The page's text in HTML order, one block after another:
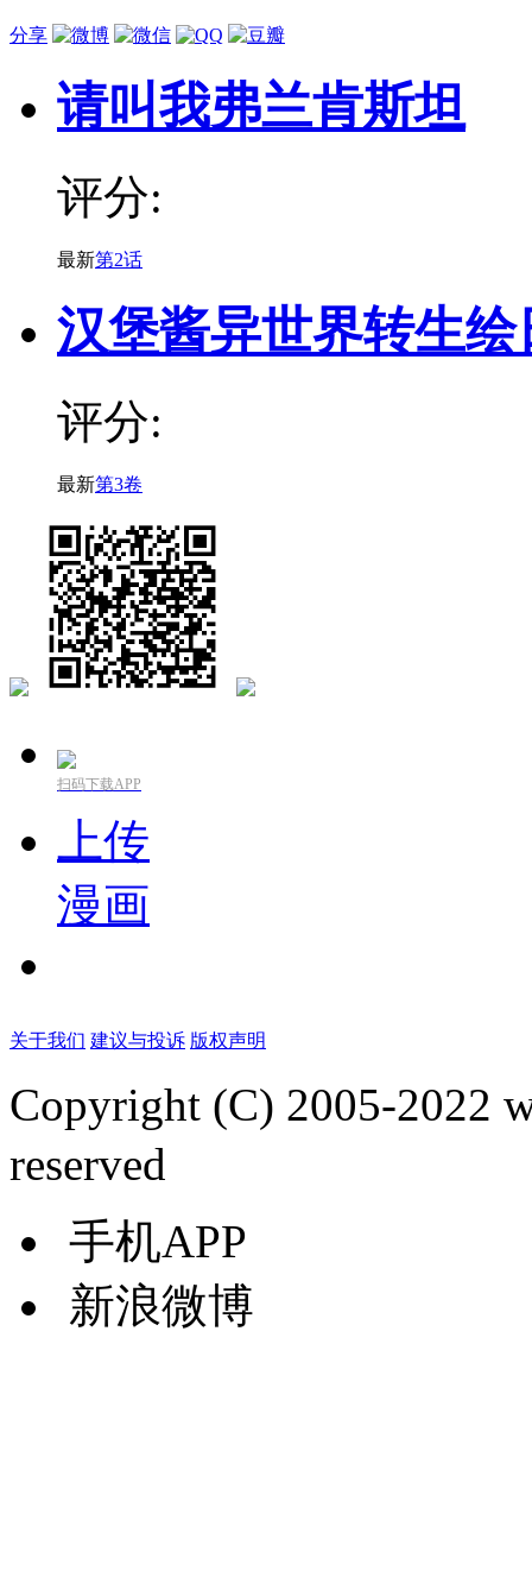
分享
请叫我弗兰肯斯坦
评分:
最新第2话
汉堡酱异世界转生绘
评分:
最新第3卷
扫码下载APP
上传
漫画
关于我们 建议与投诉 版权声明
Copyright (C) 2005-2022
reserved
手机APP
新浪微博